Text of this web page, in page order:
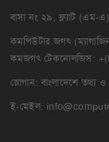
বাসা নং ২৯, ফ্ল্যাট (এম-
কমপিউটার জগৎ
কমজগৎ টেকনোলজিস:
স্লোগান: বাংলাদেশে তথ্য
ই-মেইল: